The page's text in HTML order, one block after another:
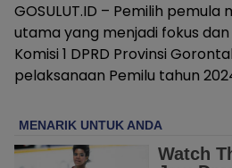
GOSULUT.ID – Pemilih pemula
utama yang menjadi fokus
Komisi 1 DPRD Provinsi
pelaksanaan Pemilu tahun